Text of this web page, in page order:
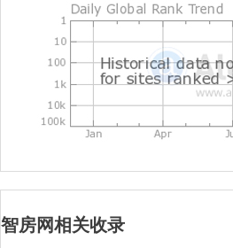
智房网相关收录